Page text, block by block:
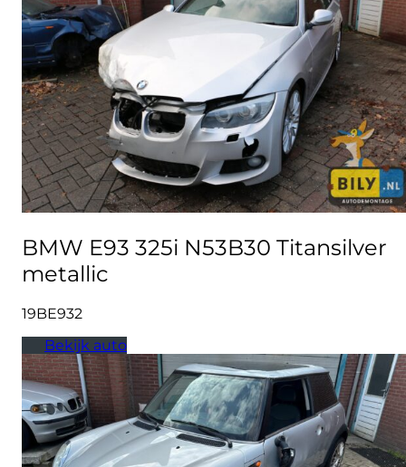
BMW E93 325i N53B30 Titansilver
metallic
19BE932
Bekijk auto